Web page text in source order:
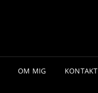
OM MIG KONTAKT